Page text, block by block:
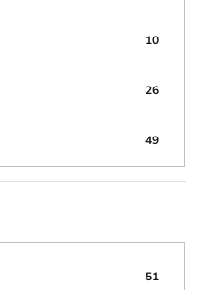
10
26
49
51